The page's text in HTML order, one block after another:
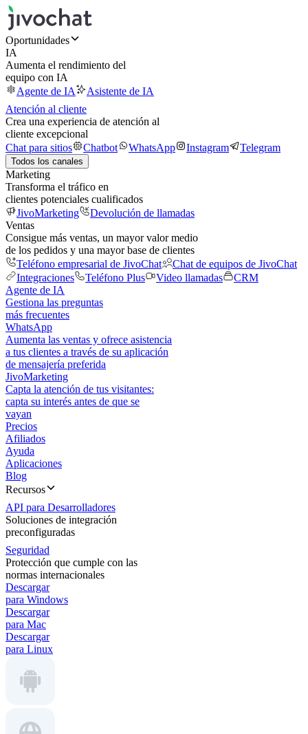
Oportunidades
IA
Aumenta el rendimiento del
equipo con IA
Agente de IA
Asistente de IA
Atención al cliente
Crea una experiencia de atención al
cliente excepcional
Chat para sitios
Chatbot WhatsApp Instagram Telegram
Todos los canales
Marketing
Transforma el tráfico en
clientes potenciales cualificados
JivoMarketing
Devolución de llamadas
Ventas
Consigue más ventas, un mayor valor medio
de los pedidos y una mayor base de clientes
Teléfono empresarial de JivoChat
Chat de equipos de JivoChat
Integraciones
Teléfono Plus Video llamadas
CRM
Agente de IA
Gestiona las preguntas
más frecuentes
WhatsApp
Aumenta las ventas y ofrece asistencia
a tus clientes a través de su aplicación
de mensajería preferida
JivoMarketing
Capta la atención de tus visitantes:
capta su interés antes de que se
vayan
Precios
Afiliados
Ayuda
Aplicaciones
Blog
Recursos
API para Desarrolladores
Soluciones de integración
preconfiguradas
Seguridad
Protección que cumple con las
normas internacionales
Descargar
para Windows
Descargar
para Mac
Descargar
para Linux